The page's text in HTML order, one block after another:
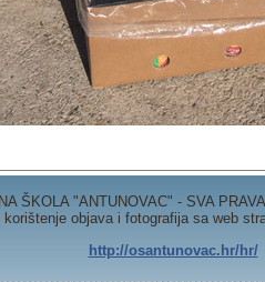
ŠKOLA "ANTUNOVAC" - SVA
korištenje objava i fotografija sa web
http://osantunovac.hr/hr/